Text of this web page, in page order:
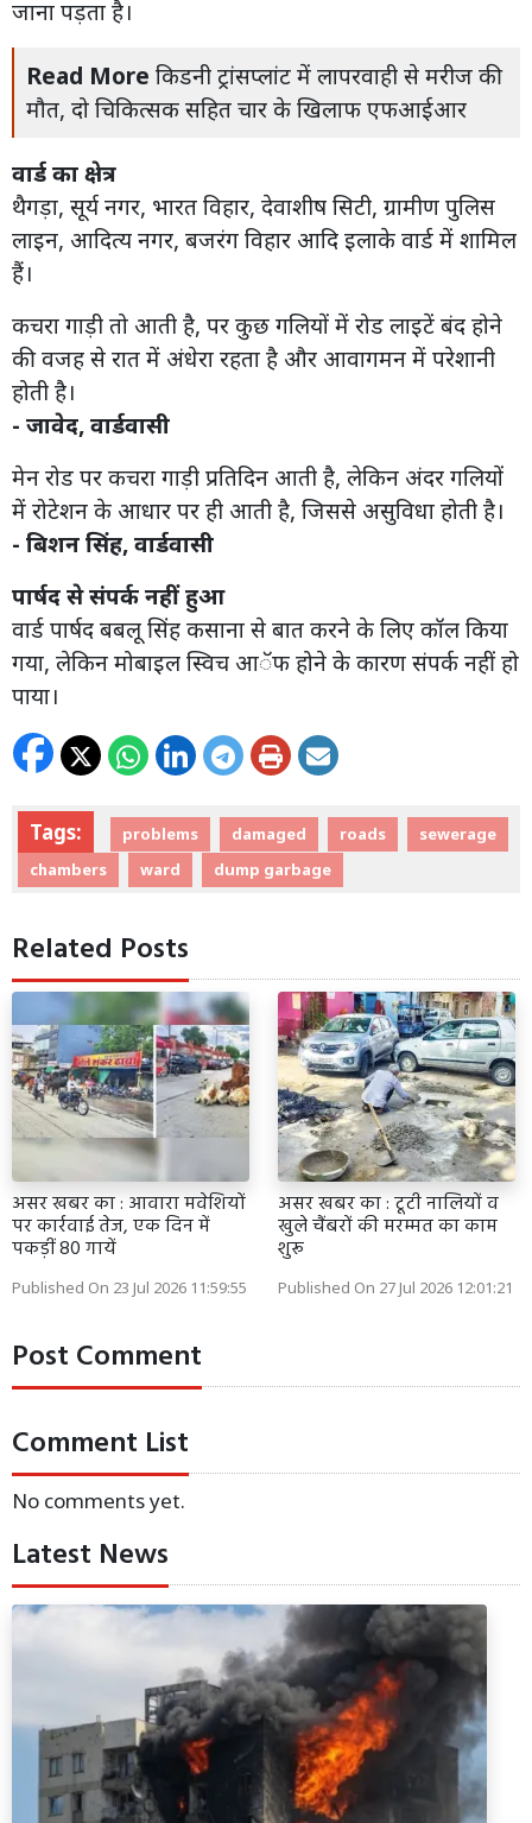
जाना पड़ता है।
Read More किडनी ट्रांसप्लांट में लापरवाही से मरीज की
मौत, दो चिकित्सक सहित चार के खिलाफ एफआईआर
वार्ड का क्षेत्र
थैगड़ा, सूर्य नगर, भारत विहार, देवाशीष सिटी, ग्रामीण पुलिस
लाइन, आदित्य नगर, बजरंग विहार आदि इलाके वार्ड में शामिल
हैं।
कचरा गाड़ी तो आती है, पर कुछ गलियों में रोड लाइटें बंद होने
की वजह से रात में अंधेरा रहता है और आवागमन में परेशानी
होती है।
- जावेद, वार्डवासी
मेन रोड पर कचरा गाड़ी प्रतिदिन आती है, लेकिन अंदर गलियों
में रोटेशन के आधार पर ही आती है, जिससे असुविधा होती है।
- बिशन सिंह, वार्डवासी
पार्षद से संपर्क नहीं हुआ
वार्ड पार्षद बबलू सिंह कसाना से बात करने के लिए कॉल किया
गया, लेकिन मोबाइल स्विच आॅफ होने के कारण संपर्क नहीं हो
पाया।
Tags: problems damaged roads
sewerage
chambers
ward dump garbage
Related Posts
असर खबर का : आवारा मवेशियों
पर कार्रवाई तेज, एक दिन में
पकड़ीं 80 गायें
Published On 23 Jul 2026 11:59:55
असर खबर का : टूटी नालियों व
खुले चैंबरों की मरम्मत का काम
शुरू
Published On 27 Jul 2026 12:01:21
Post Comment
Comment List
No comments yet.
Latest News